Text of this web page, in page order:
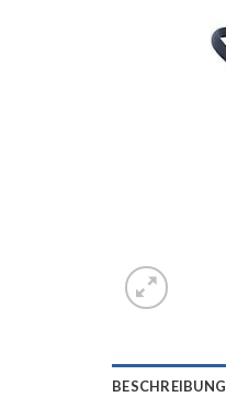
BESCHREIBUNG